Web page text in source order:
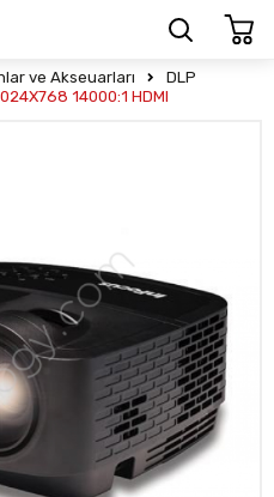
ve Akseuarları
DLP
14000:1 HDMI